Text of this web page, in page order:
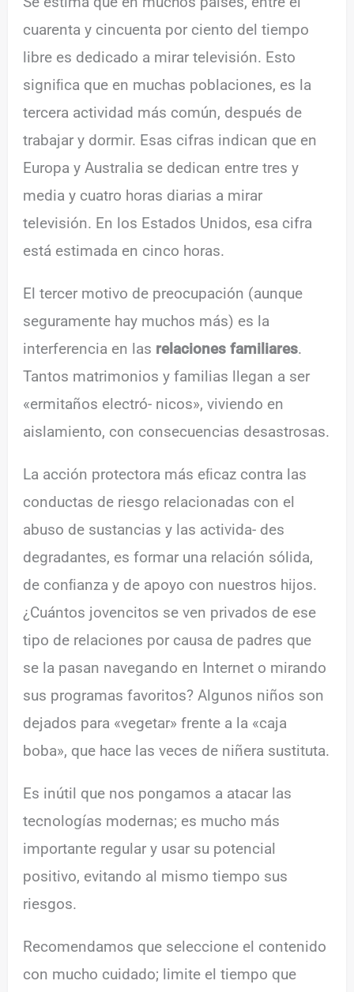
cuarenta y cincuenta por ciento del tiempo
libre es dedicado a mirar televisión. Esto
signiﬁca que en muchas poblaciones, es la
tercera actividad más común, después de
trabajar y dormir. Esas cifras indican que en
Europa y Australia se dedican entre tres y
media y cuatro horas diarias a mirar
televisión. En los Estados Unidos, esa cifra
está estimada en cinco horas.
El tercer motivo de preocupación (aunque
seguramente hay muchos más) es la
interferencia en las relaciones familiares.
Tantos matrimonios y familias llegan a ser
«ermitaños electró- nicos», viviendo en
aislamiento, con consecuencias desastrosas.
La acción protectora más eﬁcaz contra las
conductas de riesgo relacionadas con el
abuso de sustancias y las activida- des
degradantes, es formar una relación sólida,
de conﬁanza y de apoyo con nuestros hijos.
¿Cuántos jovencitos se ven privados de ese
tipo de relaciones por causa de padres que
se la pasan navegando en Internet o mirando
sus programas favoritos? Algunos niños son
dejados para «vegetar» frente a la «caja
boba», que hace las veces de niñera sustituta.
Es inútil que nos pongamos a atacar las
tecnologías modernas; es mucho más
importante regular y usar su potencial
positivo, evitando al mismo tiempo sus
riesgos.
Recomendamos que seleccione el contenido
con mucho cuidado; limite el tiempo que